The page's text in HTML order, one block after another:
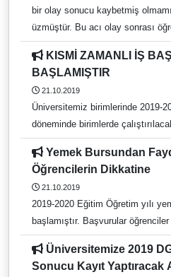
bir olay sonucu kaybetmiş
üzmüştür. Bu acı olay sonrası
sorunlarında bizleri bulmalarını,
açık olduğunu hatırlatmak
arkadaşımıza Allah’tan rahmet,
ve Üniversite camiasına başsağlığı
Osman Selçuk Aldemir
BAŞLAMIŞTIR
21.10.2019
Üniversitemiz birimlerinde 2019-
döneminde birimlerde
sayıları ve işin niteliği ilanımız
Öğrencilerimizin 21/10/2019 – 03/11/2019
üzerinden başvurularını yapıp
çalışmak istedikleri birimlere
Öğrencilerin Dikkatine
21.10.2019
2019-2020 Eğitim Öğretim yılı
başlamıştır. Başvurular
03.11.2019 tarihleri arasında
yapılacaktır.
Sonucu Kayıt Yaptıracak